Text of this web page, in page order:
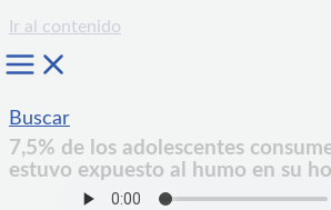
Ir al contenido
Buscar
7,5% de los adolescentes
estuvo expuesto al humo en su